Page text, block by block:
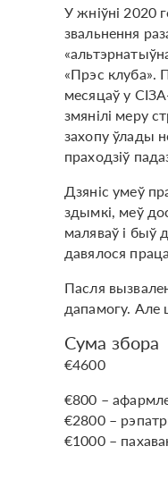
У жніўні 2020
звальнення
«Прэс клуба».
месяцаў у
змянілі меру
захопу ўлады
праходзіў
Дзяніс умеў
здымкі, меў
маляваў і быў
давялося
Пасля
дапамогу. Але
Сума збора
€4600
€800 –
€2800 –
€1000 –